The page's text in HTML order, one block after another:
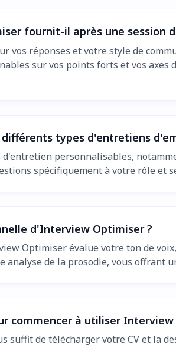
fournit-il après une session
réponses et votre style de
sur vos points forts et vos
types d'entretiens
personnalisables,
spécifiquement à votre rôle
d'Interview Optimiser ?
Optimiser évalue votre ton de
analyse de la prosodie, vous
commencer à utiliser Interview
suffit de télécharger votre CV et la